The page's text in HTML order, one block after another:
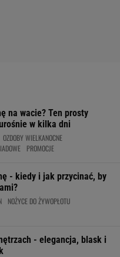
na wacie? Ten prosty
w kilka dni
OZDOBY WIELKANOCNE
PROMOCJE
- kiedy i jak przycinać, by
NOŻYCE DO ŻYWOPŁOTU
- elegancja, blask i